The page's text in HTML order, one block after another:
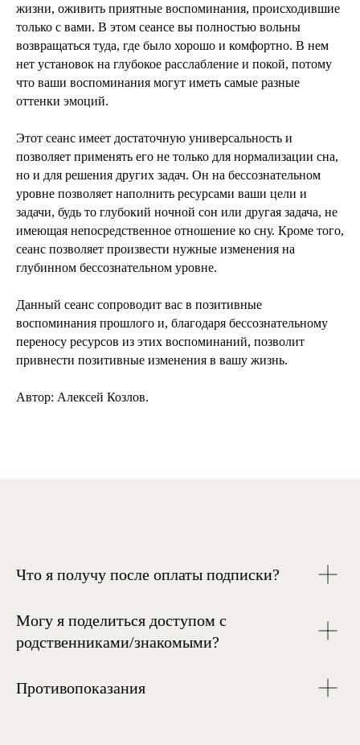
жизни, оживить приятные воспоминания, происходившие
только с вами. В этом сеансе вы полностью вольны
возвращаться туда, где было хорошо и комфортно. В нем
нет установок на глубокое расслабление и покой, потому
что ваши воспоминания могут иметь самые разные
оттенки эмоций.
Этот сеанс имеет достаточную универсальность и
позволяет применять его не только для нормализации сна,
но и для решения других задач. Он на бессознательном
уровне позволяет наполнить ресурсами ваши цели и
задачи, будь то глубокий ночной сон или другая задача, не
имеющая непосредственное отношение ко сну. Кроме того,
сеанс позволяет произвести нужные изменения на
глубинном бессознательном уровне.
Данный сеанс сопроводит вас в позитивные
воспоминания прошлого и, благодаря бессознательному
переносу ресурсов из этих воспоминаний, позволит
привнести позитивные изменения в вашу жизнь.
Автор: Алексей Козлов.
Что я получу после оплаты подписки?
Могу я поделиться доступом с
родственниками/знакомыми?
Противопоказания